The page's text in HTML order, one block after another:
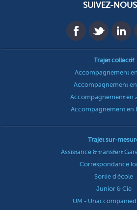
SUIVEZ-NOUS
Trajet collectif
Accompagnement
Accompagnement
Accompagnement en
Accompagnement en
Trajet sur-
Assistance & transfert
Correspondance
Sortie d'école
Junior & Cie
UM -